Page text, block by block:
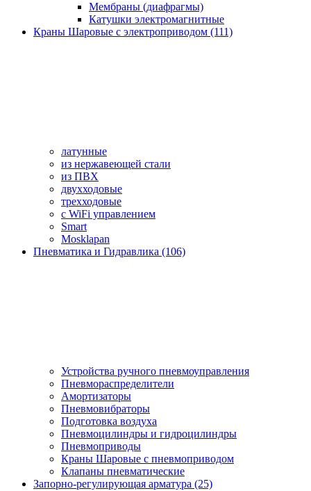
Мембраны (диафрагмы)
Катушки электромагнитные
Краны Шаровые с электроприводом (111)
латунные
из нержавеющей стали
из ПВХ
двухходовые
трехходовые
с WiFi управлением
Smart
Mosklapan
Пневматика и Гидравлика (106)
Устройства ручного пневмоуправления
Пневмораспределители
Амортизаторы
Пневмовибраторы
Подготовка воздуха
Пневмоцилиндры и гидроцилиндры
Пневмоприводы
Краны Шаровые с пневмоприводом
Клапаны пневматические
Запорно-регулирующая арматура (25)